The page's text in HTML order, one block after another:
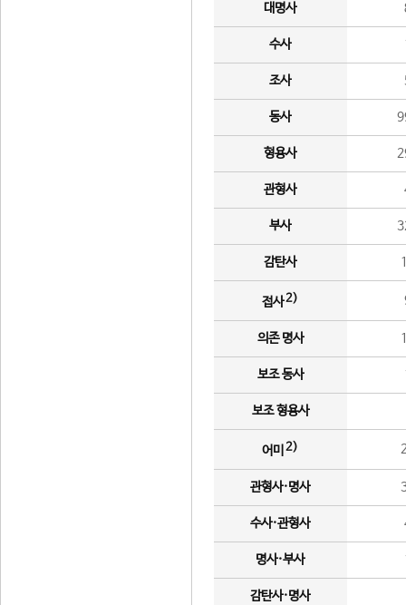
대명사
수사
조사
동사
형용사
관형사
부사
감탄사
접사2)
의존 명사
보조 동사
보조 형용사
어미 2)
관형사·명사
수사·관형사
명사·부사
감탄사·명사